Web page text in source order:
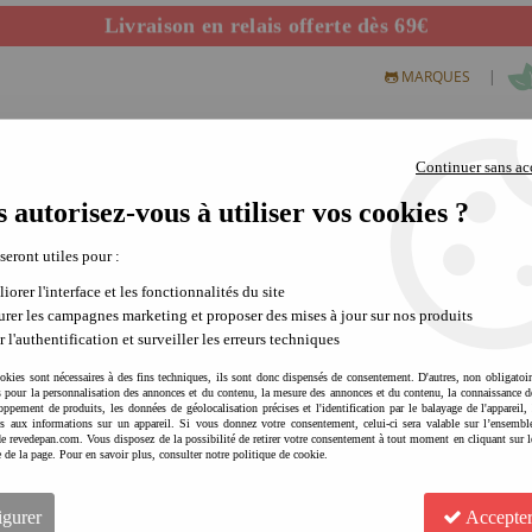
Livraison en relais offerte dès 69€
MARQUES |
CREATIFS
super-héro de 6 ans qui, comme tous les enfants, va à l'école et ne se sépare jamais de
aventures pour découvrir son premier super pouvoir.
des places de cinéma, des livres et des
Continuer sans
autorisez-vous à utiliser vos cookies ?
utiles pour :
l'interface et les fonctionnalités du site
les campagnes marketing et proposer des mises à jour sur nos produits
l'authentification et surveiller les erreurs techniques
sont nécessaires à des fins techniques, ils sont donc dispensés de consentement. D'autres, non
pour la personnalisation des annonces et du contenu, la mesure des annonces et du contenu, la connaissance
de produits, les données de géolocalisation précises et l'identification par le balayage de l'appareil,
aux informations sur un appareil. Si vous donnez votre consentement, celui-ci sera valable sur
revedepan.com. Vous disposez de la possibilité de retirer votre consentement à tout moment en cliquant sur
de la page. Pour en savoir plus, consulter notre politique de cookie.